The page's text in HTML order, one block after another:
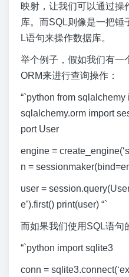
映射，让我们可以通过操
库。而SQL则像是一把锤
L语句来操作数据库。
举个例子，假如我们有一
ORM来进行查询操作：
“`python from
sqlalchemy.orm import
port User
engine =
n =
user =
e’).first() print(user) “`
而如果我们使用SQL语句
“`python import sqlite3
conn =